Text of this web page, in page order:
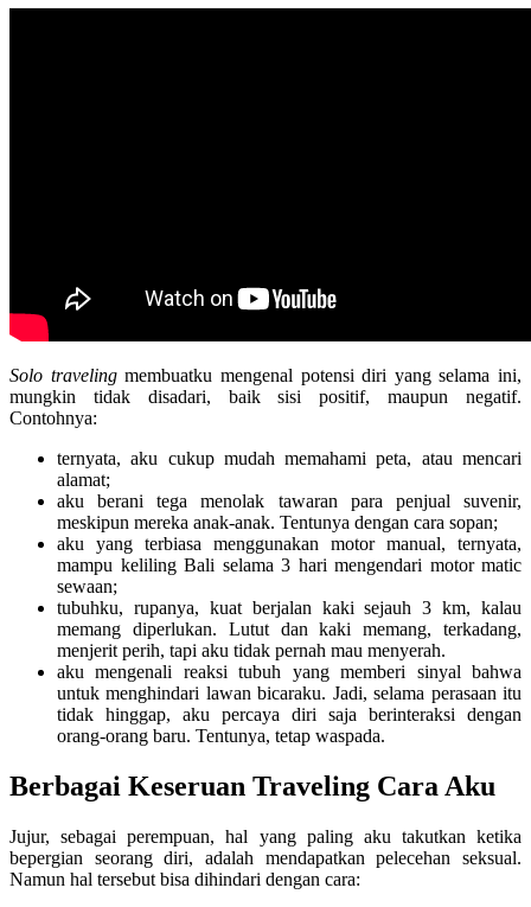
Solo travelingmembuatku mengenal potensi diri yang selama ini,
mungkin tidak disadari, baik sisi positif, maupun negatif.
Contohnya:
ternyata, aku cukup mudah memahami peta, atau mencari
alamat;
aku berani tega menolak tawaran para penjual suvenir,
meskipun mereka anak-anak. Tentunya dengan cara sopan;
aku yang terbiasa menggunakan motor manual, ternyata,
mampu keliling Bali selama 3 hari mengendari motor matic
sewaan;
tubuhku, rupanya, kuat berjalan kaki sejauh 3 km, kalau
memang diperlukan. Lutut dan kaki memang, terkadang,
menjerit perih, tapi aku tidak pernah mau menyerah.
aku mengenali reaksi tubuh yang memberi sinyal bahwa
untuk menghindari lawan bicaraku. Jadi, selama perasaan itu
tidak hinggap, aku percaya diri saja berinteraksi dengan
orang-orang baru. Tentunya, tetap waspada.
Berbagai Keseruan Traveling Cara Aku
Jujur, sebagai perempuan, hal yang paling aku takutkan ketika
bepergian seorang diri, adalah mendapatkan pelecehan seksual.
Namun hal tersebut bisa dihindari dengan cara: